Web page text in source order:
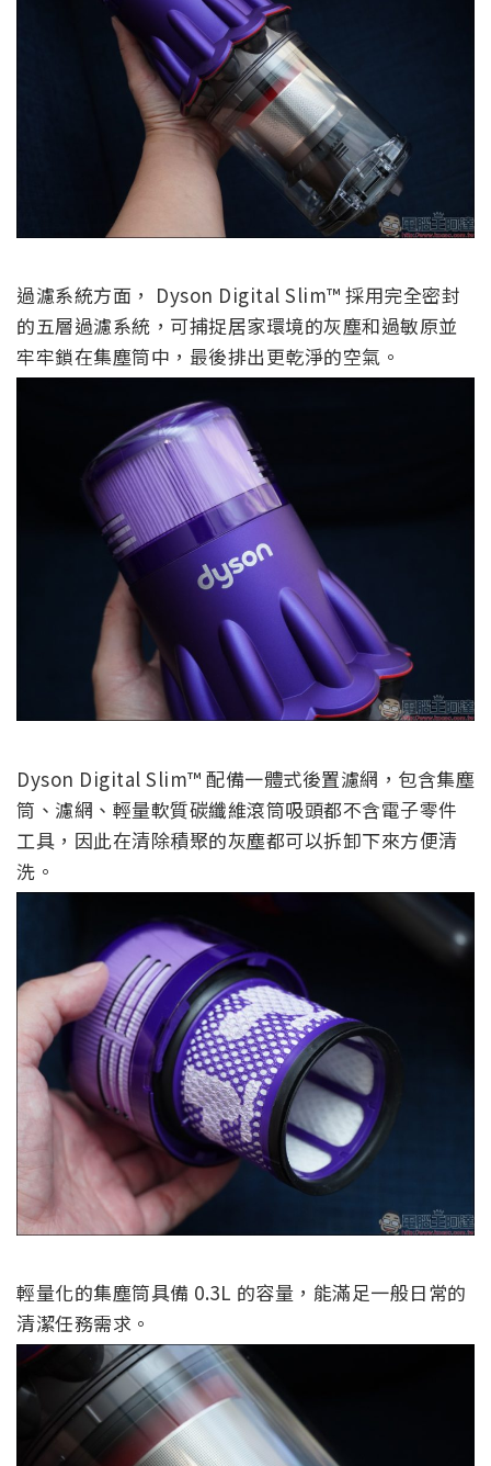
過濾系統方面， Dyson Digital Slim™ 採用完全密封
的五層過濾系統，可捕捉居家環境的灰塵和過敏原並
牢牢鎖在集塵筒中，最後排出更乾淨的空氣。
Dyson Digital Slim™ 配備一體式後置濾網，包含集塵
筒、濾網、輕量軟質碳纖維滾筒吸頭都不含電子零件
工具，因此在清除積聚的灰塵都可以拆卸下來方便清
洗。
輕量化的集塵筒具備 0.3L 的容量，能滿足一般日常的
清潔任務需求。